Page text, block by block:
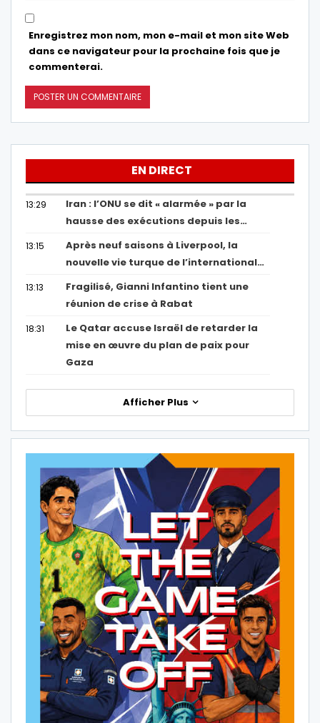
Enregistrez mon nom, mon e-mail et mon site Web
dans ce navigateur pour la prochaine fois que je
commenterai.
EN DIRECT
13:29
Iran : l’ONU se dit « alarmée » par la
hausse des exécutions depuis les…
13:15
Après neuf saisons à Liverpool, la
nouvelle vie turque de l’international…
13:13
Fragilisé, Gianni Infantino tient une
réunion de crise à Rabat
18:31
Le Qatar accuse Israël de retarder la
mise en œuvre du plan de paix pour
Gaza
Afficher Plus